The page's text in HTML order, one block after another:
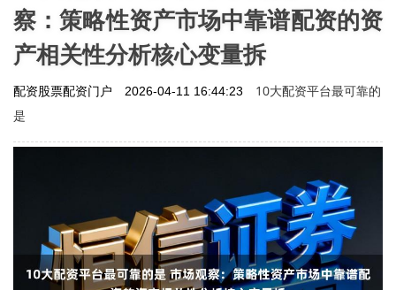
察：策略性资产市场中靠谱配资的资
产相关性分析核心变量拆
配资股票配资门户 2026-04-11 16:44:23
10大配资平台最可靠的
是